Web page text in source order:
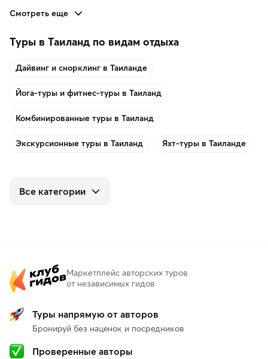
Смотреть еще
Туры в Таиланд по видам отдыха
Дайвинг и снорклинг в Таиланде
Йога-туры и фитнес-туры в Таиланд
Комбинированные туры в Таиланд
Экскурсионные туры в Таиланд Яхт-туры в Таиланде
Все категории
Маркетплейс авторских туров
от независимых гидов
Туры напрямую от авторов
Бронируй без наценок и посредников
Проверенные авторы